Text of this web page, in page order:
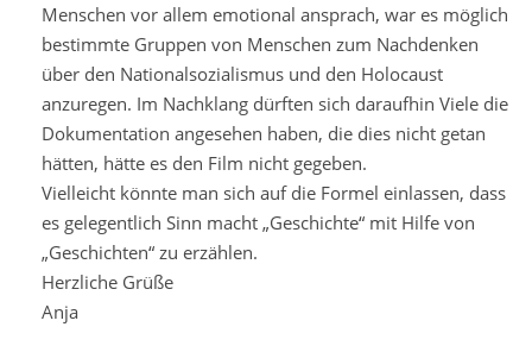
Menschen vor allem emotional ansprach, war es möglich
bestimmte Gruppen von Menschen zum Nachdenken
über den Nationalsozialismus und den Holocaust
anzuregen. Im Nachklang dürften sich daraufhin Viele die
Dokumentation angesehen haben, die dies nicht getan
hätten, hätte es den Film nicht gegeben.
Vielleicht könnte man sich auf die Formel einlassen, dass
es gelegentlich Sinn macht „Geschichte“ mit Hilfe von
„Geschichten“ zu erzählen.
Herzliche Grüße
Anja